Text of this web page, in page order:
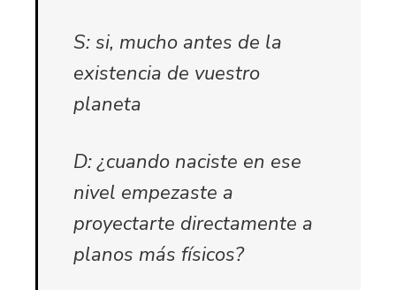
S: si, mucho antes de la
existencia de vuestro
planeta
D: ¿cuando naciste en ese
nivel empezaste a
proyectarte directamente a
planos más físicos?